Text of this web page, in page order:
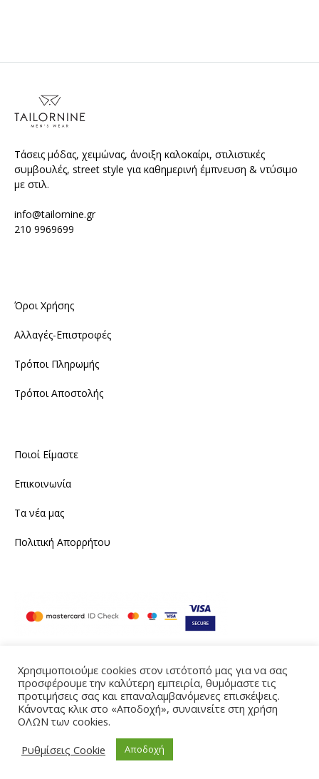
Τάσεις μόδας, χειμώνας, άνοιξη καλοκαίρι, στιλιστικές
συμβουλές, street style για καθημερινή έμπνευση & ντύσιμο
με στιλ.
info@tailornine.gr
210 9969699
Όροι Χρήσης
Αλλαγές-Επιστροφές
Τρόποι Πληρωμής
Τρόποι Αποστολής
Ποιοί Είμαστε
Επικοινωνία
Τα νέα μας
Πολιτική Απορρήτου
©2021 tailornine.gr. All rights reserved
InstagramFacebook
Produced by eTouch
Χρησιμοποιούμε cookies στον ιστότοπό μας για να σας
προσφέρουμε την καλύτερη εμπειρία, θυμόμαστε τις
προτιμήσεις σας και επαναλαμβανόμενες επισκέψεις.
Κάνοντας κλικ στο «Αποδοχή», συναινείτε στη χρήση
ΟΛΩΝ των cookies.
Ρυθμίσεις Cookie
Αποδοχή